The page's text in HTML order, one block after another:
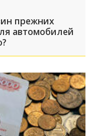
прежних
автомобилей